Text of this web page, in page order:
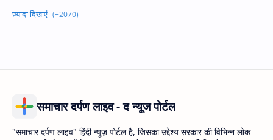
समाचार दर्पण लाइव - द न्यूज पोर्टल
"समाचार दर्पण लाइव" हिंदी न्यूज़ पोर्टल है, जिसका उद्देश्य सरकार की विभिन्न लोक